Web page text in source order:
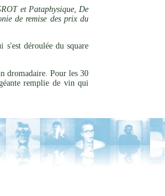
et Pataphysique De
de remise des prix du
s'est déroulée du square
dromadaire. Pour les 30
remplie de vin qui